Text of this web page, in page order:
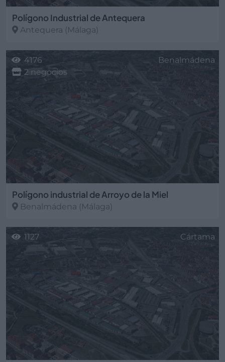
Polígono Industrial de Antequera
Antequera (Málaga)
Polígono industrial de Arroyo de la Miel
Benalmádena (Málaga)
4176
Benalmádena
2 negocios
1127 Cártama